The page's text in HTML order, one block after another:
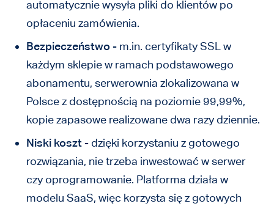
automatycznie wysyła pliki do klientów po
opłaceniu zamówienia.
Bezpieczeństwo - m.in. certyfikaty SSL w
każdym sklepie w ramach podstawowego
abonamentu, serwerownia zlokalizowana w
Polsce z dostępnością na poziomie 99,99%,
kopie zapasowe realizowane dwa razy dziennie.
Niski koszt- dzięki korzystaniu z gotowego
rozwiązania, nie trzeba inwestować w serwer
czy oprogramowanie. Platforma działa w
modelu SaaS, więc korzysta się z gotowych